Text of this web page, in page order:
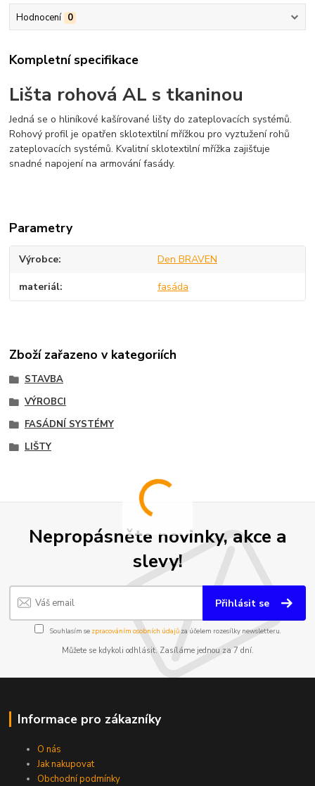
Hodnocení 0
Kompletní specifikace
Lišta rohová AL s tkaninou
Jedná se o hliníkové kašírované lišty do zateplovacích systémů.
Rohový profil je opatřen sklotextilní mřížkou pro vyztužení rohů
zateplovacích systémů. Kvalitní sklotextilní mřížka zajišťuje
snadné napojení na armování fasády.
Parametry
Výrobce Den BRAVEN
materiál fasáda
Zboží zařazeno v kategoriích
STAVBA
VÝROBCI
FASÁDNÍ SYSTÉMY
LIŠTY
Nepropásněte novinky, akce a
slevy!
Přihlásit se
Souhlasím se zpracováním osobních údajůza účelem rozesílky newsletteru.
Můžete se kdykoli odhlásit. Zasíláme jednou za 7 dní.
Informace pro zákazníky
O nás
Jak nakupovat
Obchodní podmínky